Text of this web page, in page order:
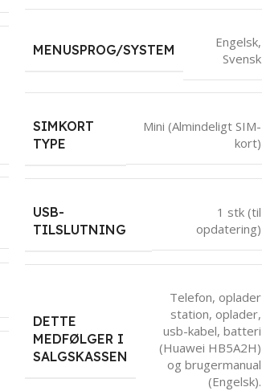
MENUSPROG/SYSTEM
Engelsk,
Svensk
SIMKORT
TYPE
Mini (Almindeligt SIM-
kort)
USB-
TILSLUTNING
1 stk (til
opdatering)
DETTE
MEDFØLGER I
SALGSKASSEN
Telefon, oplader
station, oplader,
usb-kabel, batteri
(Huawei HB5A2H)
og brugermanual
(Engelsk).